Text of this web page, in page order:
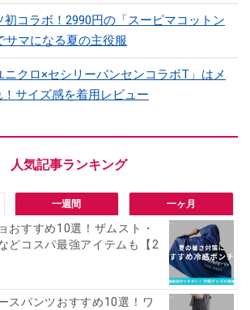
初コラボ！2990円の「スーピマコットン
サマになる夏の主役服
ニクロ×セシリーバンセンコラボT」はメ
サイズ感を着用レビュー
一週間 一ヶ月
おすすめ10選！ザムスト・
どコスパ最強アイテムも【2
スパンツおすすめ10選！ワ